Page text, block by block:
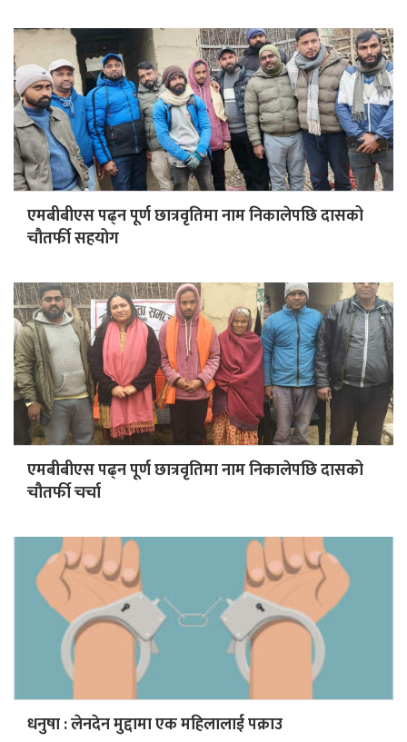
एमबीबीएस पढ्न पूर्ण छात्रवृतिमा नाम निकालेपछि दासको
चौतर्फी सहयोग
एमबीबीएस पढ्न पूर्ण छात्रवृतिमा नाम निकालेपछि दासको
चौतर्फी चर्चा
धनुषा : लेनदेन मुद्दामा एक महिलालाई पक्राउ